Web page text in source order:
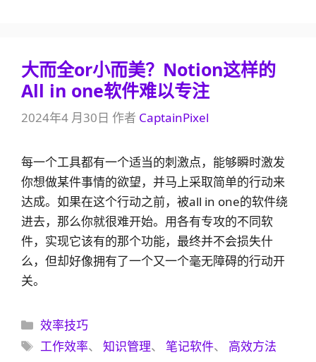
大而全or小而美？Notion这样的
All in one软件难以专注
2024年4 月30日 作者 CaptainPixel
每一个工具都有一个适当的刺激点，能够瞬时激发
你想做某件事情的欲望，并马上采取简单的行动来
达成。如果在这个行动之前，被all in one的软件绕
进去，那么你就很难开始。用各有专攻的不同软
件，实现它该有的那个功能，最终并不会损失什
么，但却好像拥有了一个又一个毫无障碍的行动开
关。
分
类
效率技巧
标
工作效率、知识管理、笔记软件、 高效方法